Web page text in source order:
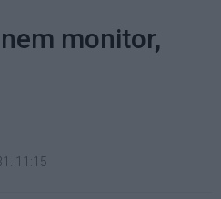
monitor,
11:15